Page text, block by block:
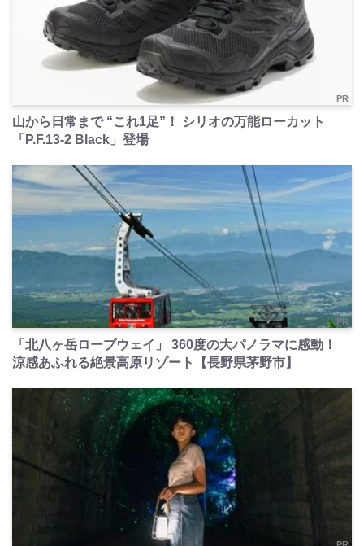
PR
山から日常まで “これ1足”！ シリオの万能ローカット
「P.F.13-2 Black」登場
PR
「北八ヶ岳ロープウェイ」 360度の大パノラマに感動！
涼感あふれる絶景高原リゾート【長野県茅野市】